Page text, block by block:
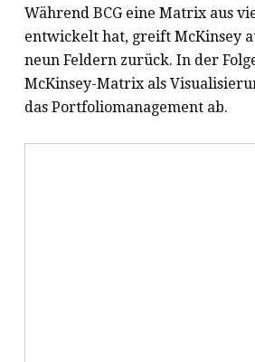
Während BCG eine Matrix aus
entwickelt hat, greift McKinsey
neun Feldern zurück. In der
McKinsey-Matrix als
das Portfoliomanagement ab.